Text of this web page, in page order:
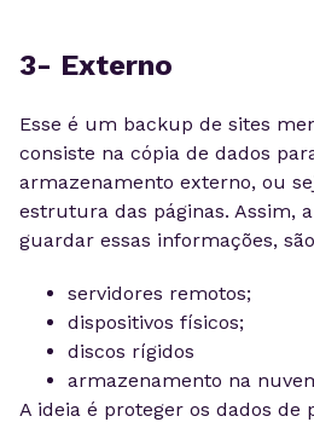
3- Externo
Esse é um backup de sites
consiste na cópia de dados
armazenamento externo, ou
estrutura das páginas. Assim,
guardar essas informações,
servidores remotos;
dispositivos físicos;
discos rígidos
armazenamento na
A ideia é proteger os dados de